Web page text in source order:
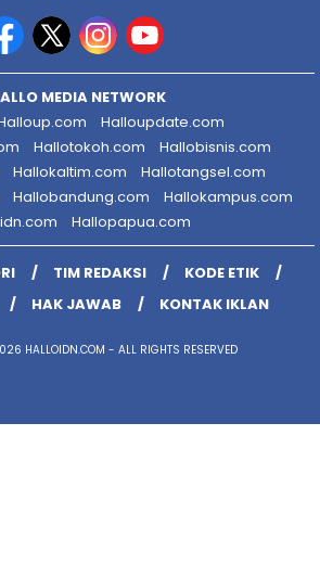
MEDIA NETWORK
Halloupdate.com
Hallotokoh.com
Hallobisnis.com
Hallokaltim.com
Hallotangsel.com
Hallobandung.com
Hallokampus.com
Hallopapua.com
TIM REDAKSI
KODE ETIK
HAK JAWAB KONTAK IKLAN
HALLOIDN.COM - ALL RIGHTS RESERVED